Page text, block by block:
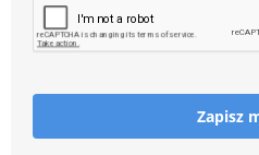
Zapisz